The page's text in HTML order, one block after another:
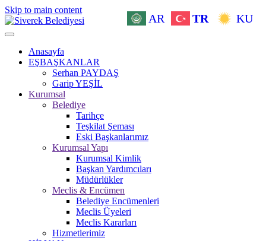
Skip to main content
Anasayfa
EŞBAŞKANLAR
Serhan PAYDAŞ
Garip YEŞİL
Kurumsal
Belediye
Tarihçe
Teşkilat Şeması
Eski Başkanlarımız
Kurumsal Yapı
Kurumsal Kimlik
Başkan Yardımcıları
Müdürlükler
Meclis & Encümen
Belediye Encümenleri
Meclis Üyeleri
Meclis Kararları
Hizmetlerimiz
AR TR KU